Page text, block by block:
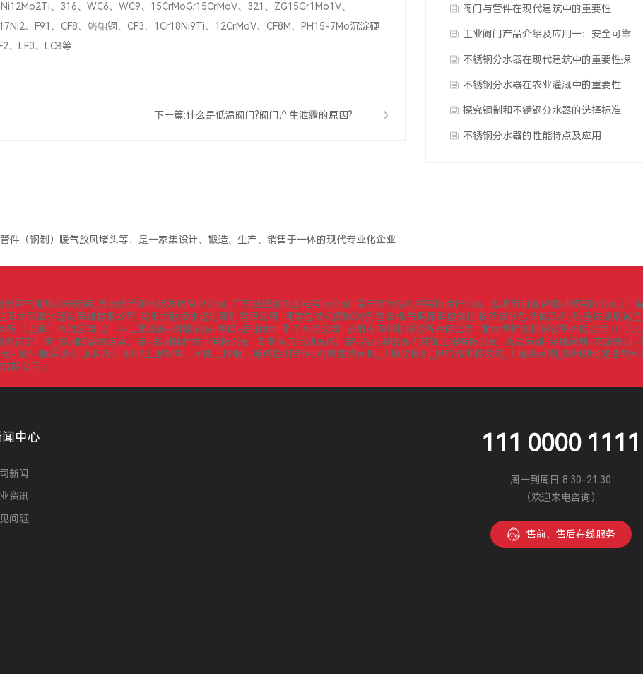
、316、WC6、WC9、15CrMoG/15CrMoV、321、ZG15Gr1Mo1V、
、F91、CF8、铬钼钢、CF3、1Cr18Ni9Ti、12CrMoV、CF8M、PH15-7Mo沉淀硬
、LF3、LCB等.
下一篇:什么是低温阀门?阀门产生泄露的原因?
的应用
阀门与管件在现代建筑中的重要性
工业阀门产品介绍及应用一：安全可靠
的截止阀
不锈钢分水器在现代建筑中的重要性探
讨
不锈钢分水器在农业灌溉中的重要性
探究铜制和不锈钢分水器的选择标准
不锈钢分水器的性能特点及应用
件（钢制）暖气放风堵头等，是一家集设计、锻造、生产、销售于一体的现代专业化企业
空气能热水器安装_青岛德诺尔科技发展有限公司 广东崴盛建设工程有限公司 南宁市天佐机械有限责任公司 盐城市明鑫智能科技有限公司
上
阳大联潜水运动策划有限公司_沈阳大联潜水运动策划有限公司 湖南包装机|颗粒粉剂包装机|气调保鲜包装机|长沙友联包装食品机械 重庆晟瑞诚
贸（上海）有限公司 2，4-二氯苯酚-对氯苯酚-金硕-唐山金坤化工有限公司 荥阳市海邻机械设备有限公司 北京博恒鑫机械设备有限公司
广东
花架厂家_郑州防腐木凉亭厂家-郑州林雅木业有限公司 专业酒店活动隔墙厂家-合肥奥格隔断装饰工程有限公司
活动策划-品牌策划-文旅策划-
-,职业服装设计,服装设计,职业工服销售，团体工作服，道路检测劳保服 微生物菌肥_土壤改良剂_根结线虫特效药_土壤杀菌剂_郑州劲地龙生物
限公司
闻中心
新闻
资讯
问题
111 0000 1111
周一到周日 8:30-21:30
（欢迎来电咨询）
售前、售后在线服务